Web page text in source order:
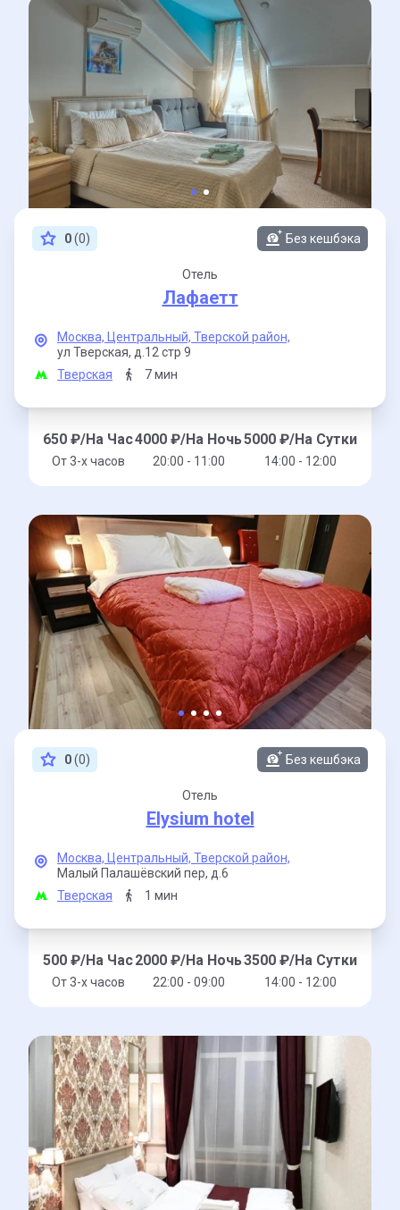
0(0) Без кешбэка
Отель
Лафаетт
Москва, Центральный, Тверской район,
ул Тверская, д.12 стр 9
Тверская
7 мин
650 ₽/На Час
От 3-x часов
4000 ₽/На Ночь
20:00 - 11:00
5000 ₽/На Сутки
14:00 - 12:00
0(0) Без кешбэка
Отель
Elysium hotel
Москва, Центральный, Тверской район,
Малый Палашёвский пер, д.6
Тверская
1 мин
500 ₽/На Час
От 3-x часов
2000 ₽/На Ночь
22:00 - 09:00
3500 ₽/На Сутки
14:00 - 12:00